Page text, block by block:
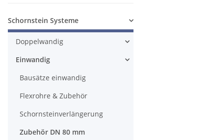
Schornstein Systeme
Doppelwandig
Einwandig
Bausätze einwandig
Flexrohre & Zubehör
Schornsteinverlängerung
Zubehör DN 80 mm